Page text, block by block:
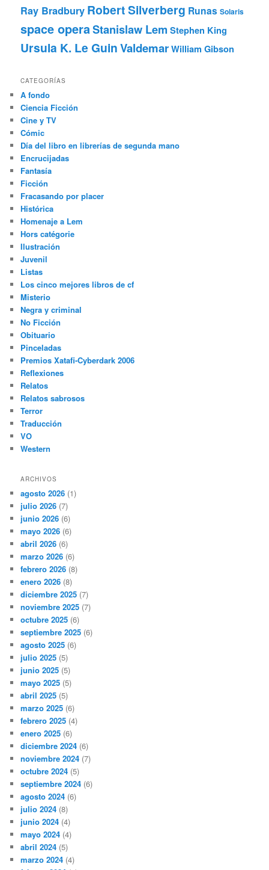
Ray Bradbury Robert Silverberg Runas Solaris
space operaStanislaw Lem Stephen King
Ursula K. Le GuinValdemarWilliam Gibson
CATEGORÍAS
A fondo
Ciencia Ficción
Cine y TV
Cómic
Día del libro en librerías de segunda mano
Encrucijadas
Fantasía
Ficción
Fracasando por placer
Histórica
Homenaje a Lem
Hors catégorie
Ilustración
Juvenil
Listas
Los cinco mejores libros de cf
Misterio
Negra y criminal
No Ficción
Obituario
Pinceladas
Premios Xatafi-Cyberdark 2006
Reflexiones
Relatos
Relatos sabrosos
Terror
Traducción
VO
Western
ARCHIVOS
agosto 2026 (1)
julio 2026 (7)
junio 2026 (6)
mayo 2026 (6)
abril 2026 (6)
marzo 2026 (6)
febrero 2026 (8)
enero 2026 (8)
diciembre 2025 (7)
noviembre 2025 (7)
octubre 2025 (6)
septiembre 2025 (6)
agosto 2025 (6)
julio 2025 (5)
junio 2025 (5)
mayo 2025 (5)
abril 2025 (5)
marzo 2025 (6)
febrero 2025 (4)
enero 2025 (6)
diciembre 2024 (6)
noviembre 2024 (7)
octubre 2024 (5)
septiembre 2024 (6)
agosto 2024 (6)
julio 2024 (8)
junio 2024 (4)
mayo 2024 (4)
abril 2024 (5)
marzo 2024 (4)